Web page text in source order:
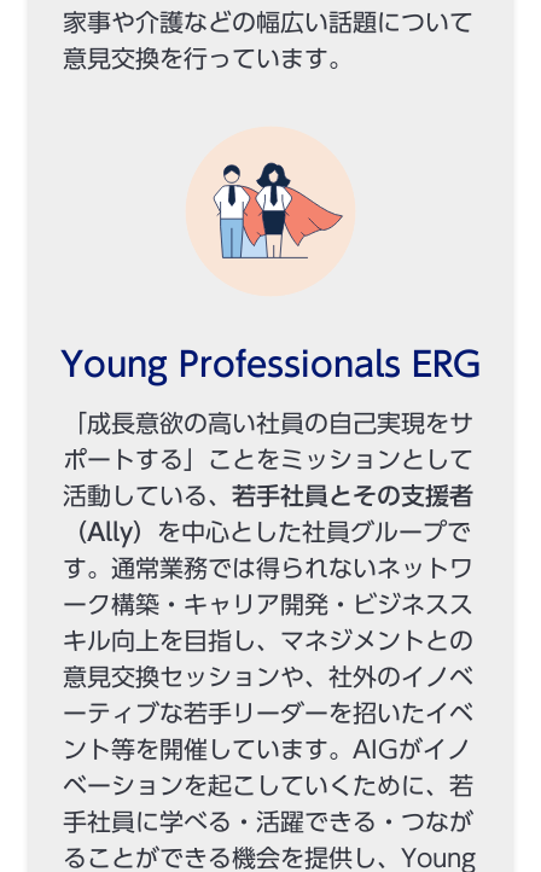
家事や介護などの幅広い話題について
意見交換を行っています。
Young Professionals ERG
「成長意欲の高い社員の自己実現をサ
ポートする」ことをミッションとして
活動している、 若手社員とその支援者
（Ally） を中心とした社員グループで
す。通常業務では得られないネットワ
ーク構築・キャリア開発・ビジネスス
キル向上を目指し、マネジメントとの
意見交換セッションや、社外のイノベ
ーティブな若手リーダーを招いたイベ
ント等を開催しています。AIGがイノ
ベーションを起こしていくために、若
手社員に学べる・活躍できる・つなが
ることができる機会を提供し、Young